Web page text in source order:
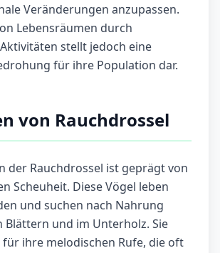
Veränderungen anzupassen.
Lebensräumen durch
stellt jedoch eine
für ihre Population dar.
von Rauchdrossel
der Rauchdrossel ist geprägt von
Scheuheit. Diese Vögel leben
und suchen nach Nahrung
Blättern und im Unterholz. Sie
ihre melodischen Rufe, die oft